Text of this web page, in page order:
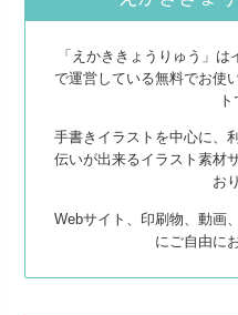
「えかききょうりゅう」
で運営している無料でお使
ト
手書きイラストを中心に、
伝いが出来るイラスト素材
お
Webサイト、印刷物、動画
にご自由に